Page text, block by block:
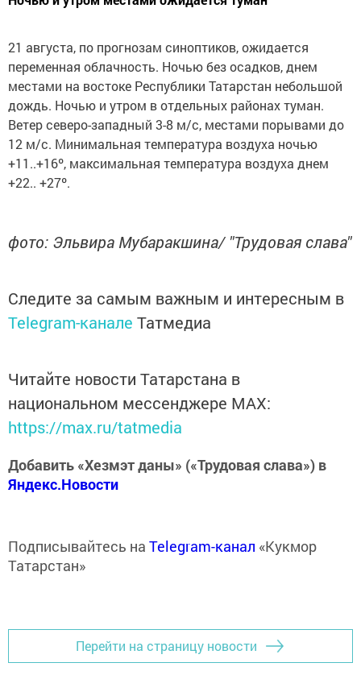
21 августа, по прогнозам синоптиков, ожидается
переменная облачность. Ночью без осадков, днем
местами на востоке Республики Татарстан небольшой
дождь. Ночью и утром в отдельных районах туман.
Ветер северо-западный 3-8 м/с, местами порывами до
12 м/с. Минимальная температура воздуха ночью
+11..+16º, максимальная температура воздуха днем
+22.. +27º.
фото: Эльвира Мубаракшина/ "Трудовая слава"
Следите за самым важным и интересным в
Telegram-канале Татмедиа
Читайте новости Татарстана в
национальном мессенджере MАХ:
https://max.ru/tatmedia
Добавить «Хезмэт даны» («Трудовая слава») в
Яндекс.Новости
Подписывайтесь на Telegram-канал «Кукмор
Татарстан»
Перейти на страницу новости